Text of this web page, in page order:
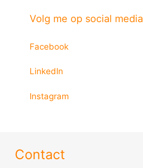
Volg me op social media
Facebook
LinkedIn
Instagram
Contact